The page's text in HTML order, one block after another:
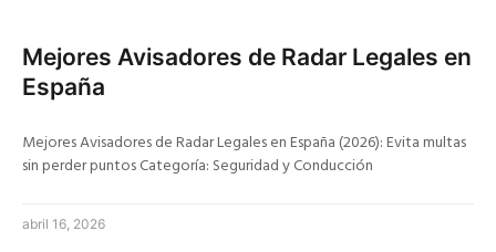
Mejores Avisadores de Radar Legales en
España
Mejores Avisadores de Radar Legales en España (2026): Evita multas
sin perder puntos Categoría: Seguridad y Conducción
abril 16, 2026